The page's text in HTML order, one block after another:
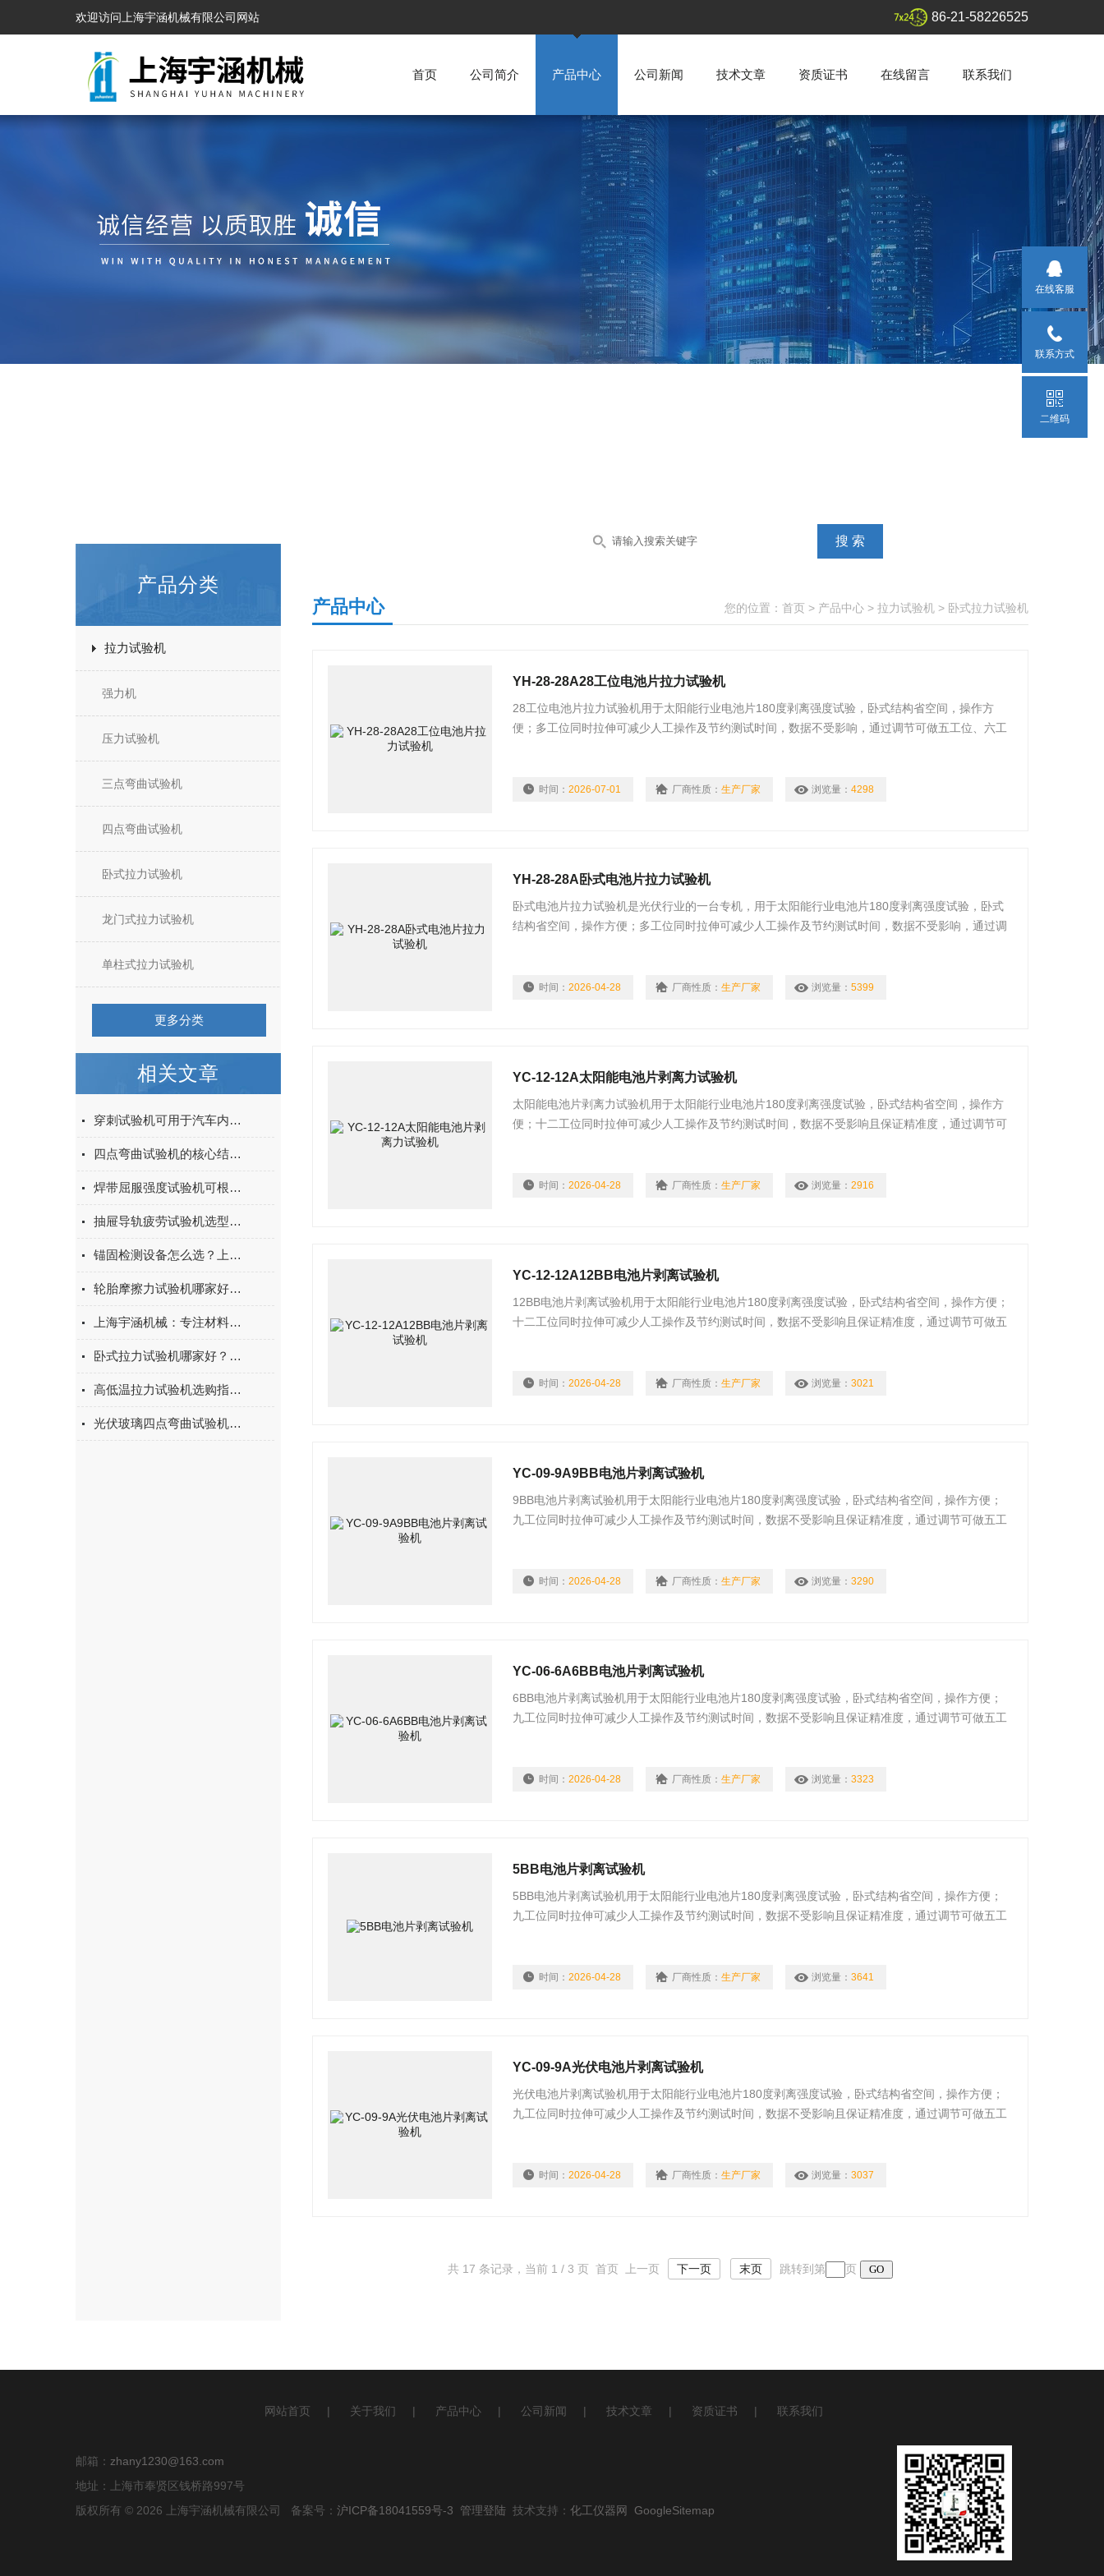
欢迎访问上海宇涵机械有限公司网站 86-21-58226525
首页 公司简介 产品中心 公司新闻 技术文章 资质证书 在线留言 联系我们
产品分类
拉力试验机
强力机
压力试验机
三点弯曲试验机
四点弯曲试验机
卧式拉力试验机
龙门式拉力试验机
单柱式拉力试验机
更多分类
相关文章
穿刺试验机可用于汽车内饰表皮、防撞缓冲材料得性能测试
四点弯曲试验机的核心结构与工作原理特点
焊带屈服强度试验机可根据不同标准和试验需求调整试验条件
抽屉导轨疲劳试验机选型指南：如何量化评估家具五金的耐用性
锚固检测设备怎么选？上海宇涵膨胀螺丝拉拔试验机品牌评测
轮胎摩擦力试验机哪家好？上海宇涵试验机综合评测
上海宇涵机械：专注材料力学检测，电池片拉力试验机助力光伏品质管控
卧式拉力试验机哪家好？2026年国产实力厂家实测推荐
高低温拉力试验机选购指南：聚焦上海宇涵的技术实力与可靠方案
光伏玻璃四点弯曲试验机的重要性
您的位置： 首页 > 产品中心 > 拉力试验机 > 卧式拉力试验机
产品中心
YH-28-28A28工位电池片拉力试验机
28工位电池片拉力试验机用于太阳能行业电池片180度剥离强度试验，卧式结构省空间，操作方
便；多工位同时拉伸可减少人工操作及节约测试时间，数据不受影响，通过调节可做五工位、六工
时间：2026-07-01 厂商性质：生产厂家 浏览量：4298
YH-28-28A卧式电池片拉力试验机
卧式电池片拉力试验机是光伏行业的一台专机，用于太阳能行业电池片180度剥离强度试验，卧式
结构省空间，操作方便；多工位同时拉伸可减少人工操作及节约测试时间，数据不受影响，通过调
时间：2026-04-28 厂商性质：生产厂家 浏览量：5399
YC-12-12A太阳能电池片剥离力试验机
太阳能电池片剥离力试验机用于太阳能行业电池片180度剥离强度试验，卧式结构省空间，操作方
便；十二工位同时拉伸可减少人工操作及节约测试时间，数据不受影响且保证精准度，通过调节可
时间：2026-04-28 厂商性质：生产厂家 浏览量：2916
YC-12-12A12BB电池片剥离试验机
12BB电池片剥离试验机用于太阳能行业电池片180度剥离强度试验，卧式结构省空间，操作方便；
十二工位同时拉伸可减少人工操作及节约测试时间，数据不受影响且保证精准度，通过调节可做五
时间：2026-04-28 厂商性质：生产厂家 浏览量：3021
YC-09-9A9BB电池片剥离试验机
9BB电池片剥离试验机用于太阳能行业电池片180度剥离强度试验，卧式结构省空间，操作方便；
九工位同时拉伸可减少人工操作及节约测试时间，数据不受影响且保证精准度，通过调节可做五工
时间：2026-04-28 厂商性质：生产厂家 浏览量：3290
YC-06-6A6BB电池片剥离试验机
6BB电池片剥离试验机用于太阳能行业电池片180度剥离强度试验，卧式结构省空间，操作方便；
九工位同时拉伸可减少人工操作及节约测试时间，数据不受影响且保证精准度，通过调节可做五工
时间：2026-04-28 厂商性质：生产厂家 浏览量：3323
5BB电池片剥离试验机
5BB电池片剥离试验机用于太阳能行业电池片180度剥离强度试验，卧式结构省空间，操作方便；
九工位同时拉伸可减少人工操作及节约测试时间，数据不受影响且保证精准度，通过调节可做五工
时间：2026-04-28 厂商性质：生产厂家 浏览量：3641
YC-09-9A光伏电池片剥离试验机
光伏电池片剥离试验机用于太阳能行业电池片180度剥离强度试验，卧式结构省空间，操作方便；
九工位同时拉伸可减少人工操作及节约测试时间，数据不受影响且保证精准度，通过调节可做五工
时间：2026-04-28 厂商性质：生产厂家 浏览量：3037
共 17 条记录，当前 1 / 3 页 首页 上一页 下一页 末页 跳转到第 页
网站首页 | 关于我们 | 产品中心 | 公司新闻 | 技术文章 | 资质证书 | 联系我们
邮箱： zhany1230@163.com
地址：上海市奉贤区钱桥路997号
版权所有 © 2026 上海宇涵机械有限公司 备案号： 沪ICP备18041559号-3 管理登陆 技术支持： 化工仪器网 GoogleSitemap
在线客服
联系方式
二维码